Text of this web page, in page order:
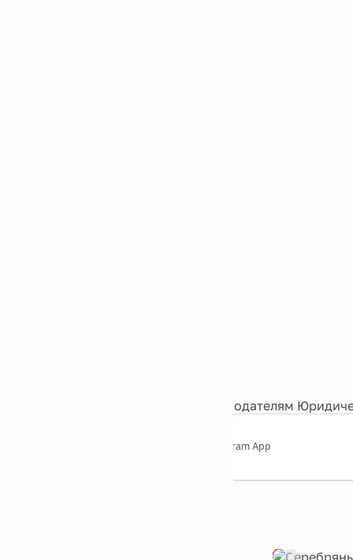
Рекламодателям
Telegram App